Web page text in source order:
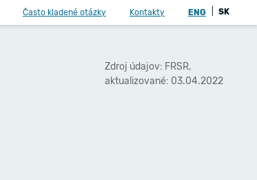
Často kladené otázky Kontakty ENG SK
Zdroj údajov: FRSR,
aktualizované: 03.04.2022